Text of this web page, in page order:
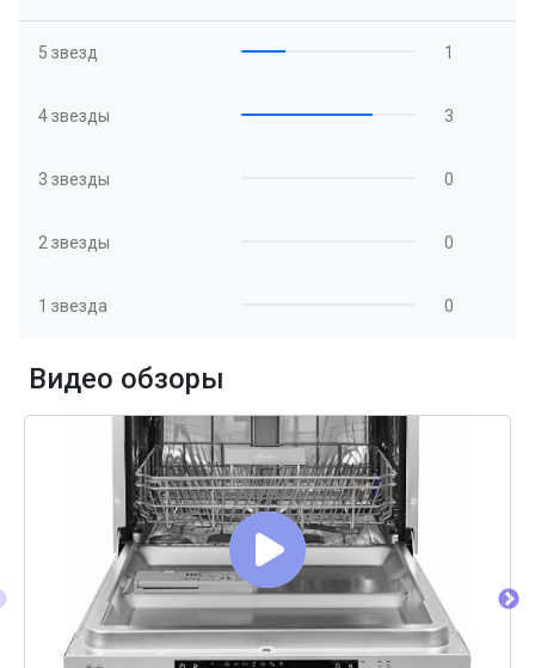
5 звезд 1
4 звезды 3
3 звезды 0
2 звезды 0
1 звезда 0
Видео обзоры